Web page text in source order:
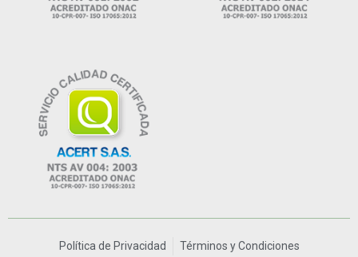
Política de Privacidad Términos y Condiciones